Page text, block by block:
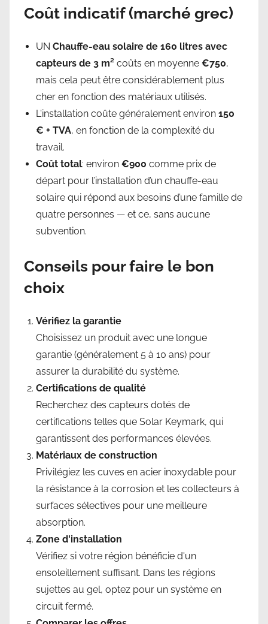
Coût indicatif (marché grec)
UN Chauffe-eau solaire de 160 litres avec
capteurs de 3 m² coûts en moyenne €750,
mais cela peut être considérablement plus
cher en fonction des matériaux utilisés.
L'installation coûte généralement environ 150
€ + TVA, en fonction de la complexité du
travail.
Coût total: environ €900 comme prix de
départ pour l’installation d’un chauffe-eau
solaire qui répond aux besoins d’une famille de
quatre personnes — et ce, sans aucune
subvention.
Conseils pour faire le bon
choix
Vérifiez la garantie
Choisissez un produit avec une longue
garantie (généralement 5 à 10 ans) pour
assurer la durabilité du système.
Certifications de qualité
Recherchez des capteurs dotés de
certifications telles que Solar Keymark, qui
garantissent des performances élevées.
Matériaux de construction
Privilégiez les cuves en acier inoxydable pour
la résistance à la corrosion et les collecteurs à
surfaces sélectives pour une meilleure
absorption.
Zone d'installation
Vérifiez si votre région bénéficie d'un
ensoleillement suffisant. Dans les régions
sujettes au gel, optez pour un système en
circuit fermé.